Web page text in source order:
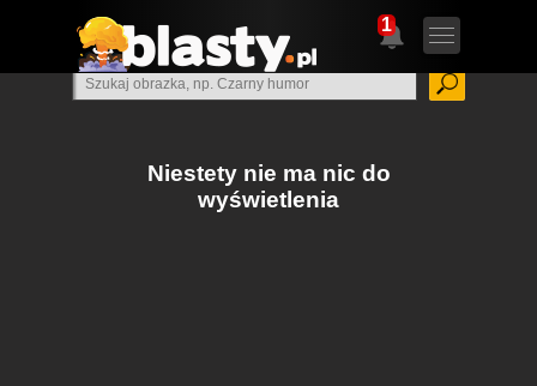
1
Niestety nie ma nic do
wyświetlenia